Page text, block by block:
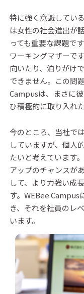
特に強く意識してい
は女性の社会進出が
っても重要な課題で
ワーキングマザーで
向いたり、泊りがけ
できません。この問
Campusは、まさに
ひ積極的に取り入れ
今のところ、当社で
していますが、個人
たいと考えています
アップのチャンスが
して、より力強い成
す。WEBee Campus
き、それを社員のレ
います。